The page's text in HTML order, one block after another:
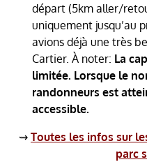
départ (5km aller/
uniquement jusqu’au
avions déjà une très
Cartier. À noter: La
limitée. Lorsque le
randonneurs est
accessible.
⇝ Toutes les infos sur
parc